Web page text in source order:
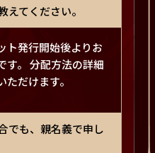
えてください。
ト発行開始後よりお
す。 分配方法の詳細
ただけます。
でも、親名義で申し